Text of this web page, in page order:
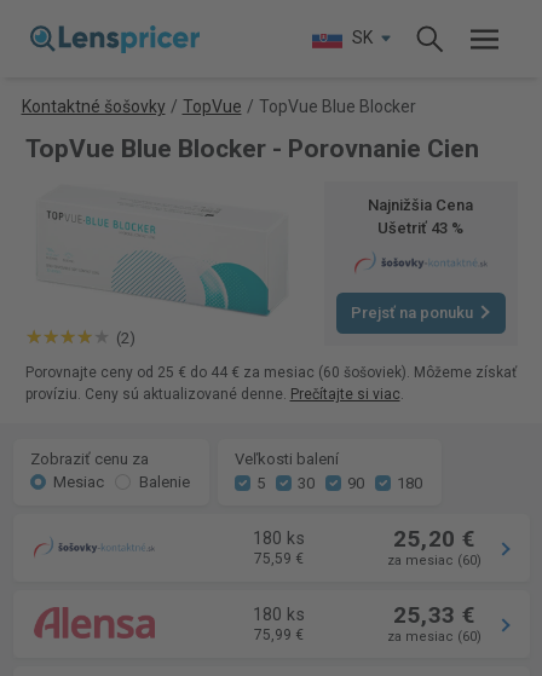
SK
Kontaktné šošovky / TopVue / TopVue Blue Blocker
TopVue Blue Blocker - Porovnanie Cien
(2)
Najnižšia Cena
Ušetriť 43 %
Prejsť na ponuku
Porovnajte ceny od 25 € do 44 € za mesiac (60 šošoviek). Môžeme získať
províziu. Ceny sú aktualizované denne. Prečítajte si viac.
Zobraziť cenu za
Mesiac
Balenie
Veľkosti balení
5
30 90 180
180 ks
75,59 €
25,20 €
za mesiac (60)
180 ks
75,99 €
25,33 €
za mesiac (60)